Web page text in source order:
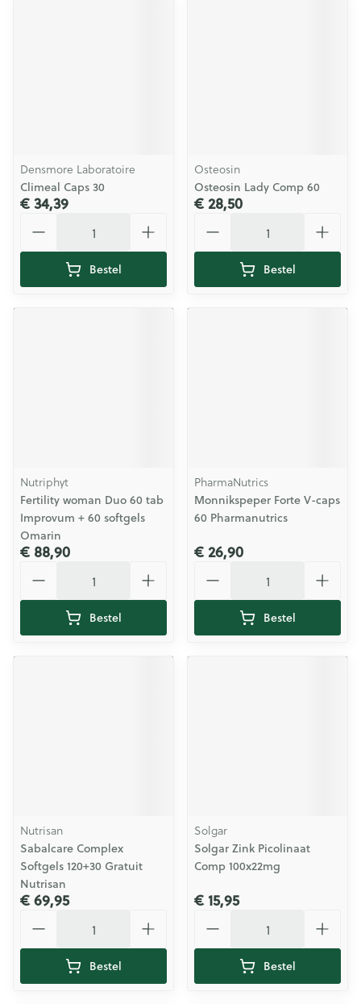
Densmore Laboratoire
Climeal Caps 30
€ 34,39
Bestel
Osteosin
Osteosin Lady Comp 60
€ 28,50
Bestel
Nutriphyt
Fertility woman Duo 60 tab
Improvum + 60 softgels
Omarin
€ 88,90
Bestel
PharmaNutrics
Monnikspeper Forte V-caps
60 Pharmanutrics
€ 26,90
Bestel
Nutrisan
Sabalcare Complex
Softgels 120+30 Gratuit
Nutrisan
€ 69,95
Bestel
Solgar
Solgar Zink Picolinaat
Comp 100x22mg
€ 15,95
Bestel